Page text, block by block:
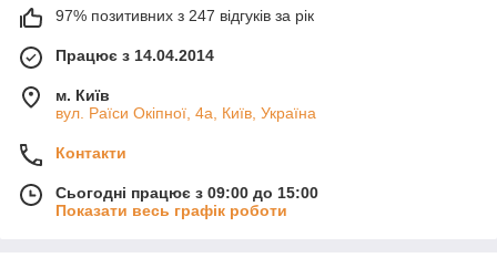
97% позитивних з 247 відгуків за рік
Працює з 14.04.2014
м. Київ
вул. Раїси Окіпної, 4а, Київ, Україна
Контакти
Сьогодні працює з 09:00 до 15:00
Показати весь графік роботи